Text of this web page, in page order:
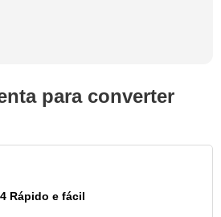
para converter
Rápido e fácil